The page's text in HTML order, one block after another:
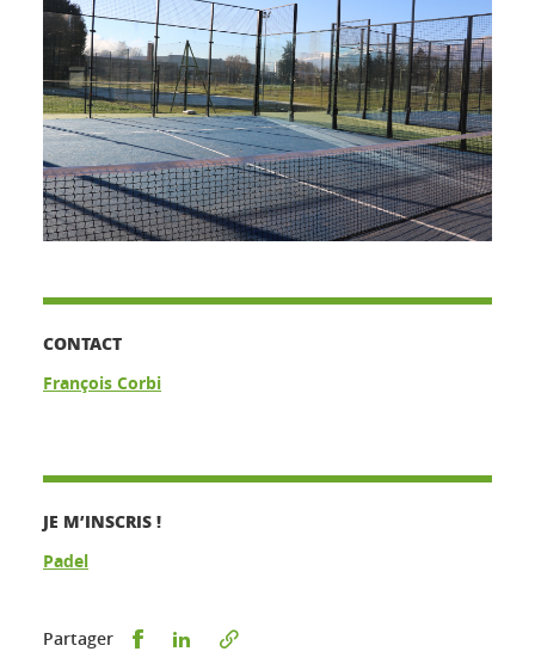
CONTACT
François Corbi
JE M’INSCRIS !
Padel
Partager Partager sur Facebook
Partager sur LinkedIn